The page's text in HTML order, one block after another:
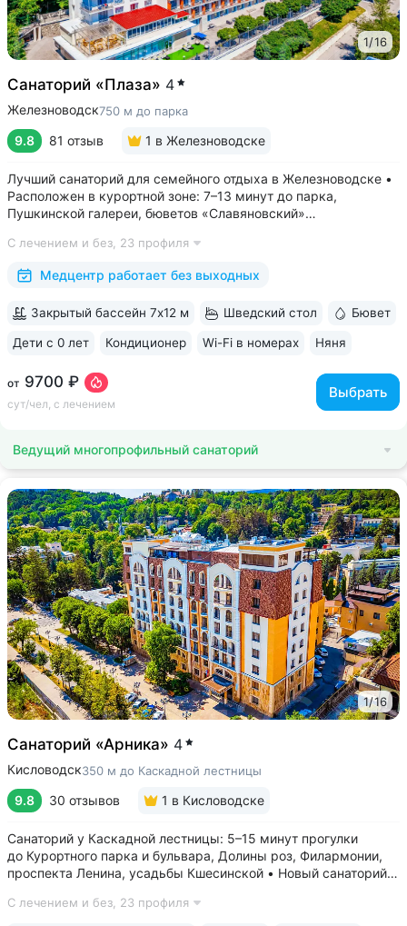
1/16
Санаторий «Плаза» 4
Железноводск750 м до парка
9.8 81 отзыв 1 в Железноводске
Лучший санаторий для семейного отдыха в Железноводске •
Расположен в курортной зоне: 7–13 минут до парка,
Пушкинской галереи, бюветов «Славяновский»
«Славяновская» • Все в одном здании: не нужно выходить
на улицу, чтобы получить лечение,...
С лечением и без, 23 профиля
Медцентр работает без выходных
от 9700 ₽
сут/чел, с лечением
Выбрать
Закрытый бассейн 7х12 м Шведский стол Бювет
Дети с 0 лет Кондиционер Wi-Fi в номерах Няня
ещё 6
Ведущий многопрофильный санаторий
1/16
Санаторий «Арника» 4
Кисловодск350 м до Каскадной лестницы
9.8 30 отзывов 1 в Кисловодске
Санаторий у Каскадной лестницы: 5–15 минут прогулки
до Курортного парка и бульвара, Долины роз, Филармонии,
проспекта Ленина, усадьбы Кшесинской • Новый санаторий,
положительные. Многие гости отмечают, что санаторий
С лечением и без, 23 профиля